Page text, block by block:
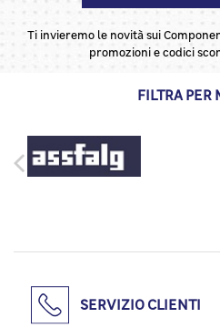
Ti invieremo le novità sui
promozioni e codici
FILTRA PER
SERVIZIO CLIENTI